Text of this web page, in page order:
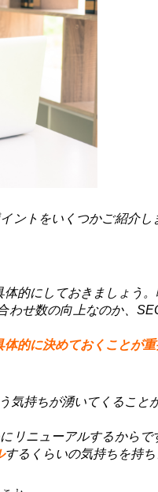
ントをいくつかご紹介
的にしておきましょう
せ数の向上なのか、
体的に決めておくことが重
気持ちが湧いてくるこ
リニューアルするから
するくらいの気持ちを持ち